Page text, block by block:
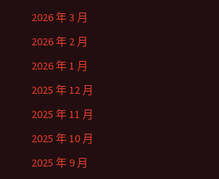
2026 年 3 月
2026 年 2 月
2026 年 1 月
2025 年 12 月
2025 年 11 月
2025 年 10 月
2025 年 9 月